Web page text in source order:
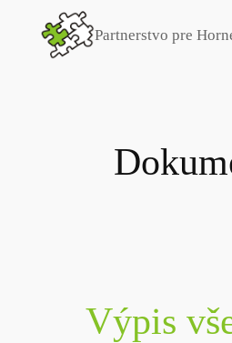
Partnerstvo pre
Výpis